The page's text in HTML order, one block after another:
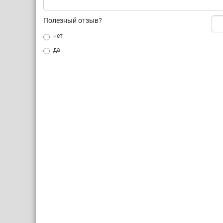
Полезный отзыв?
нет
да